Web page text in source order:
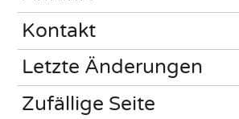
Kontakt
Letzte Änderungen
Zufällige Seite